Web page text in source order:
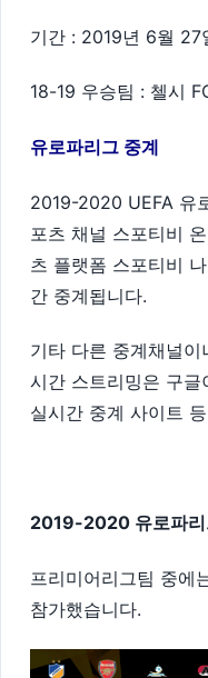
기간 : 2019년 6월
18-19 우승팀 : 첼시
유로파리그 중계
2019-2020 UEFA 유
포츠 채널 스포티비
츠 플랫폼 스포티비
간 중계됩니다.
기타 다른 중계채널
시간 스트리밍은 구
실시간 중계 사이트
2019-2020 유로파리
프리미어리그팀 중에
참가했습니다.